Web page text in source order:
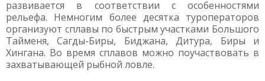
развивается в соответствии с особенностями
рельефа. Немногим более десятка туроператоров
организуют сплавы по быстрым участками Большого
Тайменя, Сагды-Биры, Биджана, Дитура, Биры и
Хингана. Во время сплавов можно поучаствовать в
захватывающей рыбной ловле.